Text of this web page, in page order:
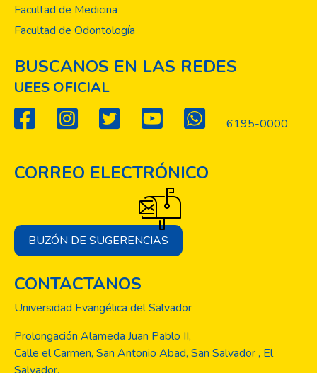
Facultad de Medicina
Facultad de Odontología
BUSCANOS EN LAS REDES
UEES OFICIAL
6195-0000
CORREO ELECTRÓNICO
BUZÓN DE SUGERENCIAS
CONTACTANOS
Universidad Evangélica del Salvador
Prolongación Alameda Juan Pablo II,
Calle el Carmen, San Antonio Abad, San Salvador , El